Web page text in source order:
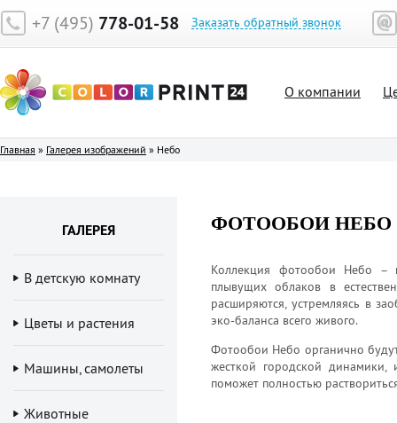
+7 (495) 778-01-58 Заказать обратный звонок
О компании
Главная » Галерея изображений » Небо
ГАЛЕРЕЯ
В детскую комнату
Цветы и растения
Машины, самолеты
Животные
ФОТООБОИ НЕБО
Коллекция фотообои Небо –
плывущих облаков в
расширяются, устремляясь в
эко-баланса всего живого.
Фотообои Небо органично
жесткой городской
поможет полностью